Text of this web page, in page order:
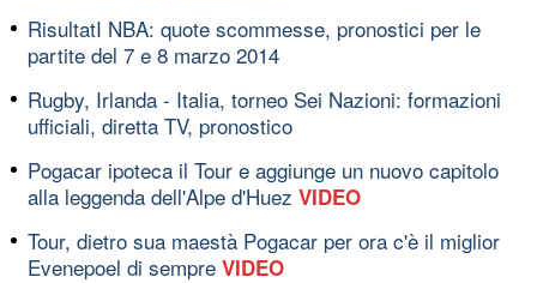
RisultatI NBA: quote scommesse, pronostici per le
partite del 7 e 8 marzo 2014
Rugby, Irlanda - Italia, torneo Sei Nazioni: formazioni
ufficiali, diretta TV, pronostico
Pogacar ipoteca il Tour e aggiunge un nuovo capitolo
alla leggenda dell'Alpe d'Huez VIDEO
Tour, dietro sua maestà Pogacar per ora c'è il miglior
Evenepoel di sempre VIDEO